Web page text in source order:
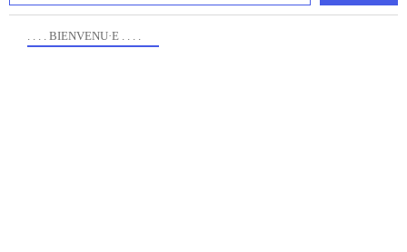
. . . . BIENVENU·E . . . .